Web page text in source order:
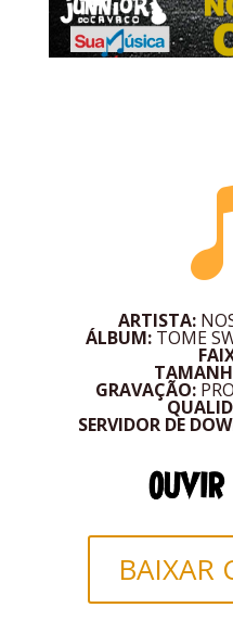
ARTISTA:
ÁLBUM: TOME
GRAVAÇÃO:
SERVIDOR DE
BAIXAR